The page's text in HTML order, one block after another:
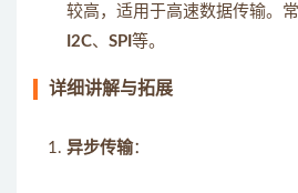
较高，适用于高速数据传输。
I2C、 SPI 等。
详细讲解与拓展
异步传输：